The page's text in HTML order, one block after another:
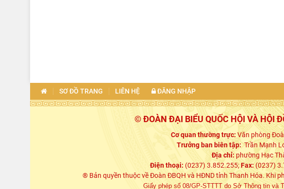
SƠ ĐỒ TRANG LIÊN HỆ ĐĂNG NHẬP
© ĐOÀN ĐẠI BIỂU QUỐC HỘI VÀ HỘI
Cơ quan thường trực: Văn phòng
Trưởng ban biên tập:Trần Mạnh
Địa chỉ:phường Hạc
Điện thoại: (0237) 3.852.255;Fax:(0237)
® Bản quyền thuộc về Đoàn ĐBQH và HĐND tỉnh Thanh Hóa. Khi
Giấy phép số 08/GP-STTTT do Sở Thông tin và